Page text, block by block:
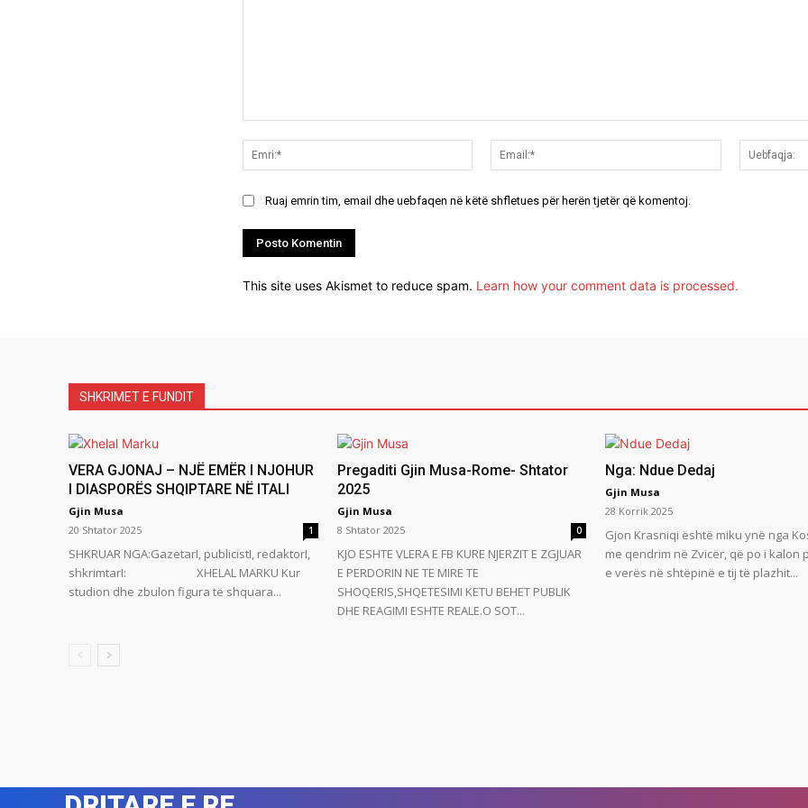
Emri:*
Email:*
Ruaj emrin tim, email dhe uebfaqen në këtë shfletues për herën tjetër që komentoj.
This site uses Akismet to reduce spam. Learn how your comment data is processed.
SHKRIMET E FUNDIT
VERA GJONAJ – NJË EMËR I NJOHUR
I DIASPORËS SHQIPTARE NË ITALI
Gjin Musa
20 Shtator 2025
1
SHKRUAR NGA:GazetarI, publicistI, redaktorI,
shkrimtarI: XHELAL MARKU Kur
studion dhe zbulon figura të shquara...
Pregaditi Gjin Musa-Rome- Shtator
2025
Gjin Musa
8 Shtator 2025
0
KJO ESHTE VLERA E FB KURE NJERZIT E ZGJUAR
E PERDORIN NE TE MIRE TE
SHOQERIS,SHQETESIMI KETU BEHET PUBLIK
DHE REAGIMI ESHTE REALE.O SOT...
Nga: Ndue Dedaj
Gjin Musa
28 Korrik 2025
Gjon Krasniqi është miku ynë nga
me qendrim në Zvicër, që po i kalon
e verës në shtëpinë e tij të plazhit...